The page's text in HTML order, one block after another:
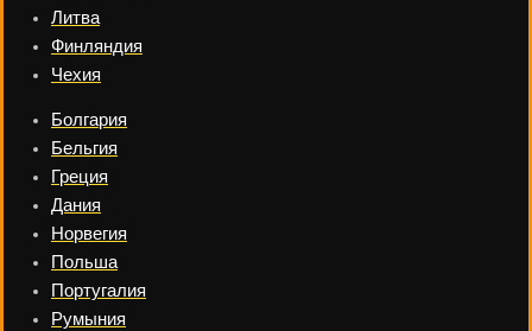
Литва
Финляндия
Чехия
Болгария
Бельгия
Греция
Дания
Норвегия
Польша
Португалия
Румыния